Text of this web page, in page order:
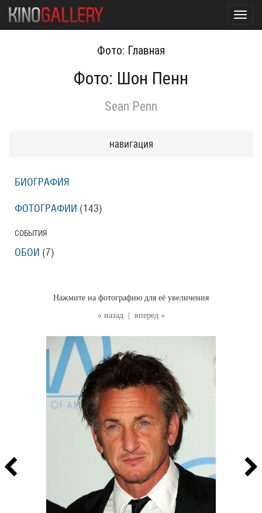
Фото: Главная
Фото: Шон Пенн
Sean Penn
« назад вперед »
Нажмите на фотографию для её увеличения
навигация
БИОГРАФИЯ
ФОТОГРАФИИ (143)
СОБЫТИЯ
ОБОИ (7)